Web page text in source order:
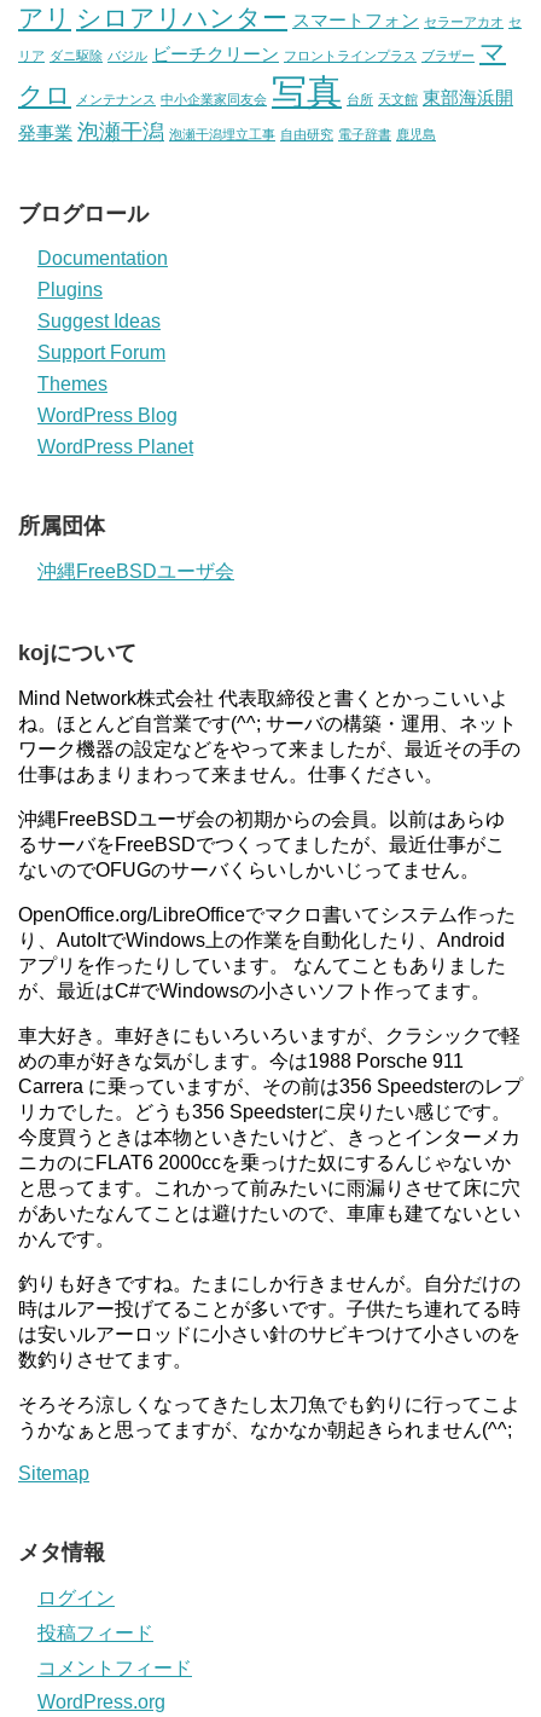
アリ シロアリハンター スマートフォン セラーアカオ セ
リア ダニ駆除 バジル ビーチクリーン フロントラインプラス ブラザー マ
クロ
メンテナンス 中小企業家同友会 写真 台所 天文館 東部海浜開
発事業 泡瀬干潟 泡瀬干潟埋立工事 自由研究 電子辞書 鹿児島
ブログロール
Documentation
Plugins
Suggest Ideas
Support Forum
Themes
WordPress Blog
WordPress Planet
所属団体
沖縄FreeBSDユーザ会
kojについて
Mind Network株式会社 代表取締役と書くとかっこいいよ
ね。ほとんど自営業です(^^; サーバの構築・運用、ネット
ワーク機器の設定などをやって来ましたが、最近その手の
仕事はあまりまわって来ません。仕事ください。
沖縄FreeBSDユーザ会の初期からの会員。以前はあらゆ
るサーバをFreeBSDでつくってましたが、最近仕事がこ
ないのでOFUGのサーバくらいしかいじってません。
OpenOffice.org/LibreOfficeでマクロ書いてシステム作った
り、AutoItでWindows上の作業を自動化したり、Android
アプリを作ったりしています。 なんてこともありました
が、最近はC#でWindowsの小さいソフト作ってます。
車大好き。車好きにもいろいろいますが、クラシックで軽
めの車が好きな気がします。今は1988 Porsche 911
Carrera に乗っていますが、その前は356 Speedsterのレプ
リカでした。どうも356 Speedsterに戻りたい感じです。
今度買うときは本物といきたいけど、きっとインターメカ
ニカのにFLAT6 2000ccを乗っけた奴にするんじゃないか
と思ってます。これかって前みたいに雨漏りさせて床に穴
があいたなんてことは避けたいので、車庫も建てないとい
かんです。
釣りも好きですね。たまにしか行きませんが。自分だけの
時はルアー投げてることが多いです。子供たち連れてる時
は安いルアーロッドに小さい針のサビキつけて小さいのを
数釣りさせてます。
そろそろ涼しくなってきたし太刀魚でも釣りに行ってこよ
うかなぁと思ってますが、なかなか朝起きられません(^^;
Sitemap
メタ情報
ログイン
投稿フィード
コメントフィード
WordPress.org